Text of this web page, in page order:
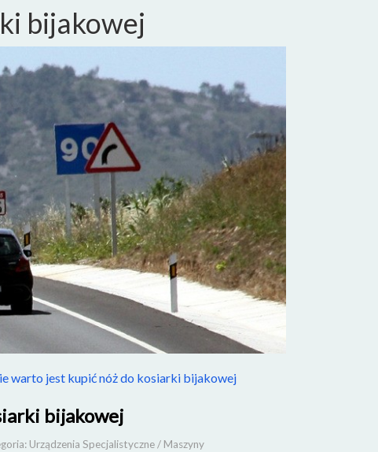
bijakowej
warto jest kupić nóż do kosiarki bijakowej
bijakowej
Urządzenia Specjalistyczne / Maszyny